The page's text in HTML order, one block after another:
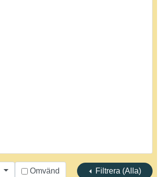
Omvänd Filtrera (Alla)